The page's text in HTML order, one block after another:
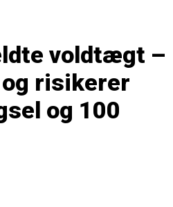
voldtægt –
risikerer
og 100